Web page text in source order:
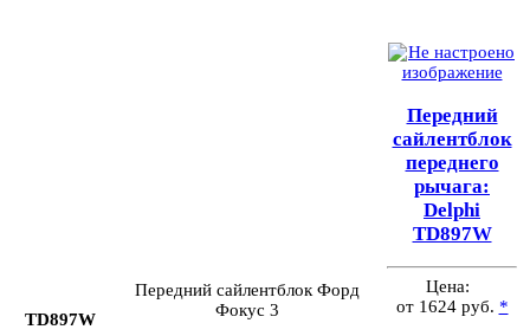
TD897W
Передний сайлентблок Форд
Фокус 3
Передний
сайлентблок
переднего
рычага:
Delphi
TD897W
Цена:
от 1624 руб. *